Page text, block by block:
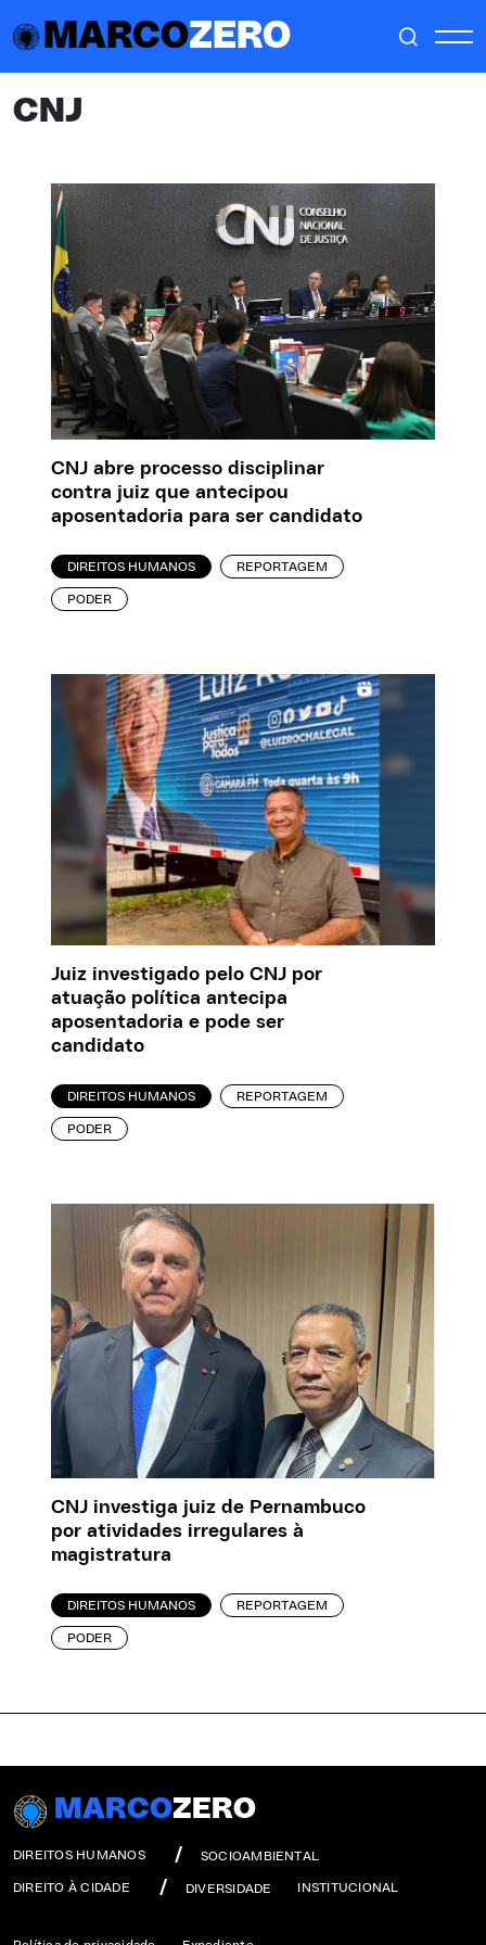
MARCOZERO
CNJ
CNJ abre processo disciplinar
contra juiz que antecipou
aposentadoria para ser candidato
DIREITOS HUMANOS REPORTAGEM
PODER
Juiz investigado pelo CNJ por
atuação política antecipa
aposentadoria e pode ser
candidato
DIREITOS HUMANOS REPORTAGEM
PODER
CNJ investiga juiz de Pernambuco
por atividades irregulares à
magistratura
DIREITOS HUMANOS REPORTAGEM
PODER
MARCOZERO
DIREITOS HUMANOS SOCIOAMBIENTAL
DIREITO À CIDADE DIVERSIDADE INSTITUCIONAL